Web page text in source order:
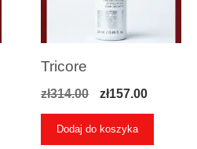
Tricore
zł314.00
Pierwotna
cena
wynosiła:
zł157.00
cena
Dodaj do koszyka